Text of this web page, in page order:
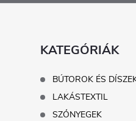
KATEGÓRIÁK
BÚTOROK ÉS
LAKÁSTEXTIL
SZŐNYEGEK